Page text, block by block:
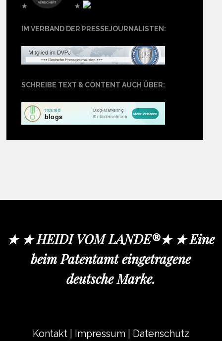
★ ★
IM VERBAND DER PRESSEJOURNALISTEN:
SCHREIBE TEXT & CONTENT AUCH ÜBER:
★ ★ HEIDI VOM LANDE®★ ★ Eine
beim Patentamt eingetragene
deutsche Marke.
Kontakt Impressum Datenschutz